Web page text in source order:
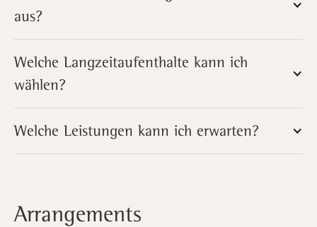
aus?
Welche Langzeitaufenthalte kann ich
wählen?
Welche Leistungen kann ich erwarten?
Arrangements